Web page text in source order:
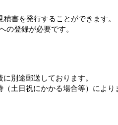
書を発行することができます。
の登録が必要です。
別途郵送しております。
土日祝にかかる場合等）によ